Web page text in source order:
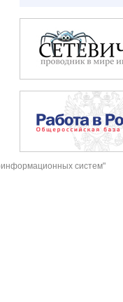
систем"